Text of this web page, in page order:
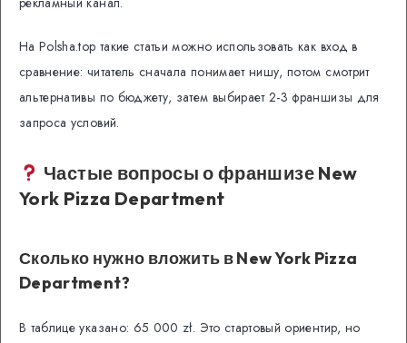
На Polsha.top такие статьи можно использовать как вход в
сравнение: читатель сначала понимает нишу, потом смотрит
альтернативы по бюджету, затем выбирает 2-3 франшизы для
запроса условий.
Частые вопросы о франшизе New
York Pizza Department
Сколько нужно вложить в New York Pizza
Department?
В таблице указано: 65 000 zł. Это стартовый ориентир, но